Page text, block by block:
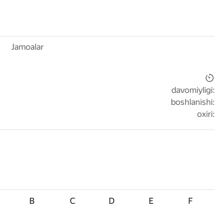
Jamoalar
davomiyligi:
boshlanishi:
oxiri:
B C D E F